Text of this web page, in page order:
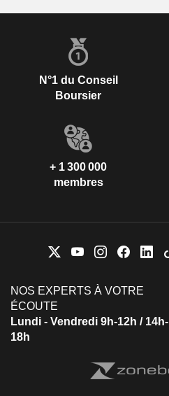
N°1 du Conseil
Boursier
+ 1 300 000
membres
NOS EXPERTS À VOTRE
ÉCOUTE
Lundi - Vendredi 9h-12h / 14h-
18h